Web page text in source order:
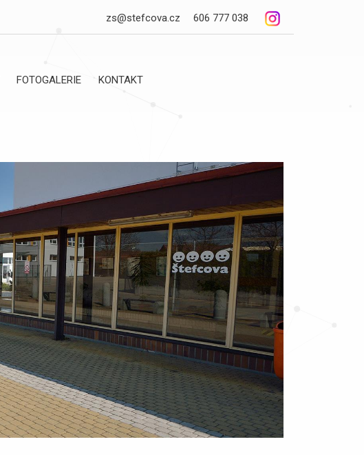
zs@stefcova.cz 606 777 038
FOTOGALERIE KONTAKT